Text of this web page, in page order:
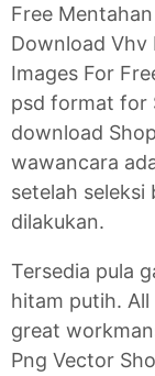
Free
Download Vhv
Images For
psd format for
download
wawancara
setelah seleksi
dilakukan.
Tersedia pula
hitam putih.
great
Png Vector